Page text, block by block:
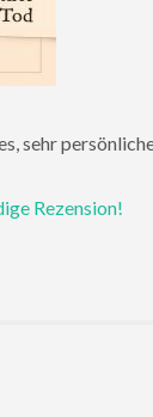
sehr
Rezension!